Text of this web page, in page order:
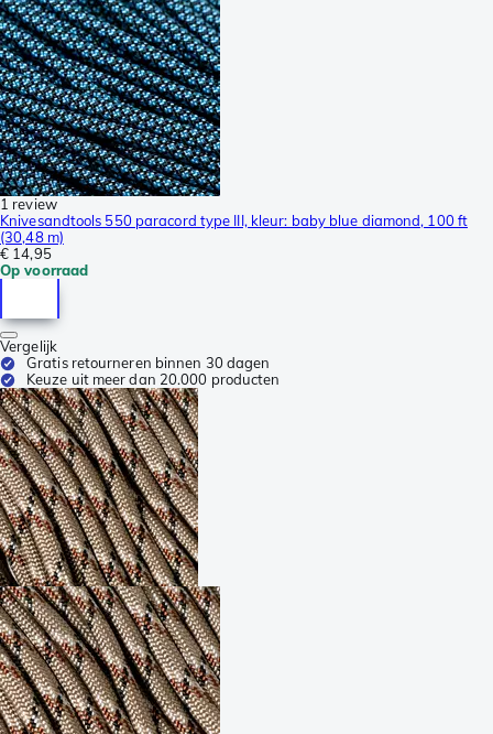
1 review
Knivesandtools 550 paracord type III, kleur: baby blue diamond, 100 ft
(30,48 m)
€ 14,95
Op voorraad
Vergelijk
Gratis retourneren binnen 30 dagen
Keuze uit meer dan 20.000 producten